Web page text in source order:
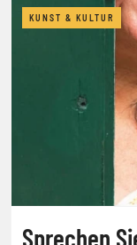
KUNST & KULTUR
Sprechen